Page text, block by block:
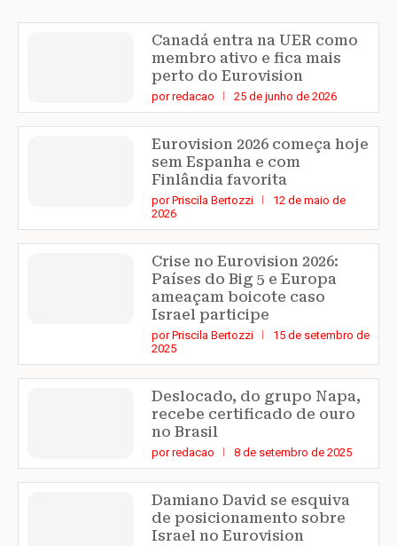
Canadá entra na UER como
membro ativo e fica mais
perto do Eurovision
porredacao 25 de junho de 2026
Eurovision 2026 começa hoje
sem Espanha e com
Finlândia favorita
porPriscila Bertozzi
12 de maio de
2026
Crise no Eurovision 2026:
Países do Big 5 e Europa
ameaçam boicote caso
Israel participe
porPriscila Bertozzi
15 de setembro de
2025
Deslocado, do grupo Napa,
recebe certificado de ouro
no Brasil
porredacao 8 de setembro de 2025
Damiano David se esquiva
de posicionamento sobre
Israel no Eurovision